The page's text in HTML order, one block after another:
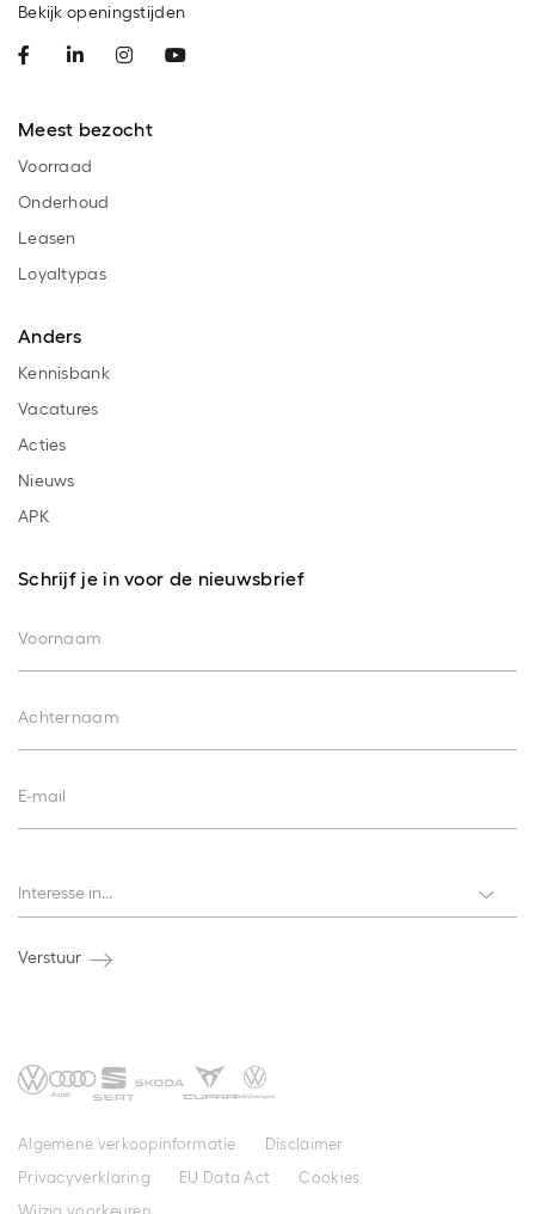
Bekijk openingstijden
Meest bezocht
Voorraad
Onderhoud
Leasen
Loyaltypas
Anders
Kennisbank
Vacatures
Acties
Nieuws
APK
Schrijf je in voor de nieuwsbrief
Voornaam
Achternaam
E-mail
Interesse in...
Verstuur
Algemene verkoopinformatie
Disclaimer
Privacyverklaring
EU Data Act
Cookies
Wijzig voorkeuren